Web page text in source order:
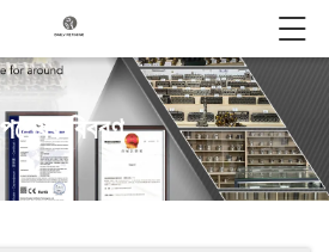
পণ্যের বিবরণ